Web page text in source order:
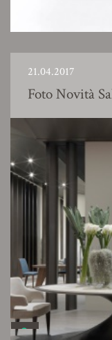
21.04.2017
Foto Novità